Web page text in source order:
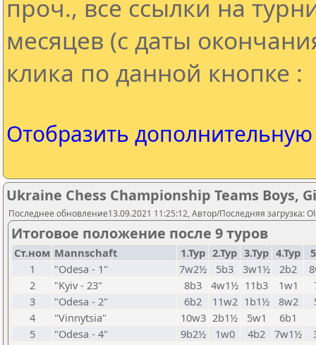
проч., все ссылки на
месяцев (с даты
клика по данной кнопке :
Отобразить
Ukraine Chess Championship Teams Boys,
Последнее обновление13.09.2021 11:25:12, Автор/Последняя загрузка:
Итоговое положение после 9 туров
Ст.ном Mannschaft 1.Тур 2.Тур 3.Тур 4.Тур
1
"Odesa - 1" 7w2½ 5b3 3w1½ 2b2
2
"Kyiv - 23" 8b3 4w1½ 11b3 1w1
3
"Odesa - 2" 6b2 11w2 1b1½ 8w2
4
"Vinnytsia" 10w3 2b1½ 5w1
6b1
5
"Odesa - 4" 9b2½ 1w0 4b2 7w1½